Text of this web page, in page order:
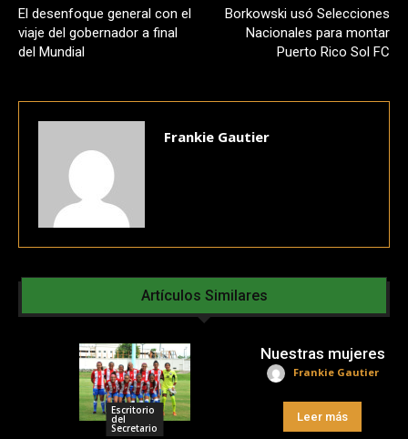
El desenfoque general con el
viaje del gobernador a final
del Mundial
Borkowski usó Selecciones
Nacionales para montar
Puerto Rico Sol FC
Frankie Gautier
Artículos Similares
Escritorio
del
Secretario
Nuestras mujeres
Frankie Gautier
Leer más